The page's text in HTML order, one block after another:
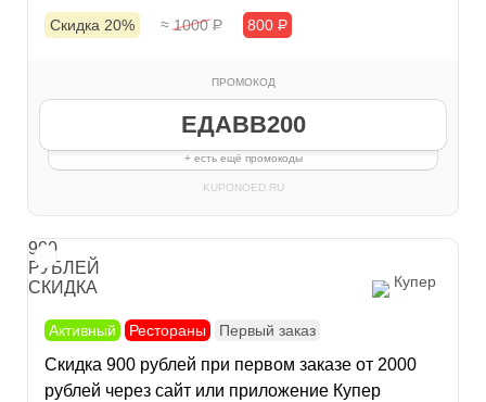
Скидка 20% ≈ 1000Р 800 Р
ПРОМОКОД
ЕДАВВ200
+ есть ещё промокоды
KUPONOED.RU
900
РУБЛЕЙ
СКИДКА
Купер
Активный Рестораны Первый заказ
Скидка 900 рублей при первом заказе от 2000
рублей через сайт или приложение Купер